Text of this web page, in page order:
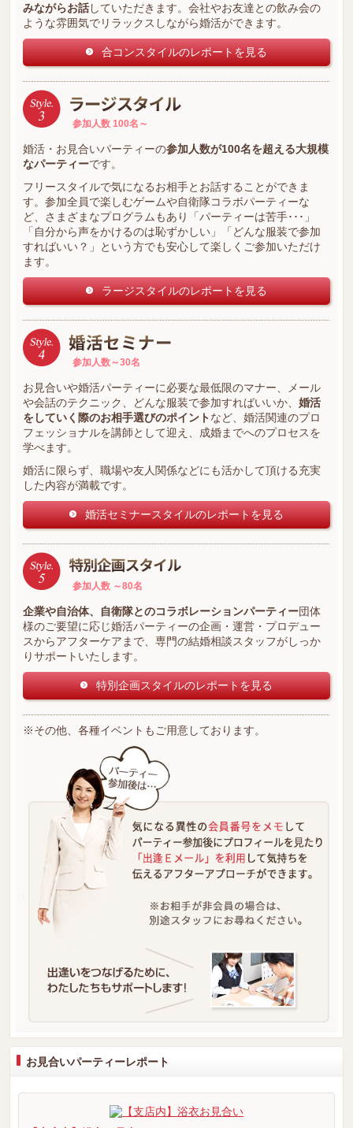
みながらお話していただきます。会社やお友達との飲み会の
ような雰囲気でリラックスしながら婚活ができます。
合コンスタイルのレポートを見る
参加人数 100名～
婚活・お見合いパーティーの参加人数が100名を超える大規模
なパーティーです。
フリースタイルで気になるお相手とお話することができま
す。参加全員で楽しむゲームや自衛隊コラボパーティーな
ど、さまざまなプログラムもあり「パーティーは苦手･･･」
「自分から声をかけるのは恥ずかしい」「どんな服装で参加
すればいい？」という方でも安心して楽しくご参加いただけ
ます。
ラージスタイルのレポートを見る
参加人数～30名
お見合いや婚活パーティーに必要な最低限のマナー、メール
や会話のテクニック、どんな服装で参加すればいいか、 婚活
をしていく際のお相手選びのポイントなど、婚活関連のプロ
フェッショナルを講師として迎え、成婚までへのプロセスを
学べます。
婚活に限らず、職場や友人関係などにも活かして頂ける充実
した内容が満載です。
婚活セミナースタイルのレポートを見る
参加人数 ～80名
企業や自治体、自衛隊とのコラボレーションパーティー団体
様のご要望に応じ婚活パーティーの企画・運営・プロデュー
スからアフターケアまで、専門の結婚相談スタッフがしっか
りサポートいたします。
特別企画スタイルのレポートを見る
※その他、各種イベントもご用意しております。
お見合いパーティーレポート